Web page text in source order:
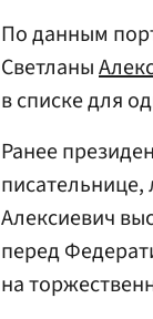
По данным
Светланы
в списке для
Ранее
писательнице,
Алексиевич
перед
на